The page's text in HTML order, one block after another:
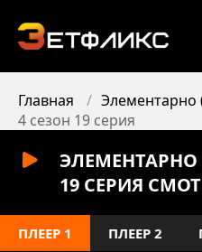
Главная
Элементарно
4 сезон 19 серия
ЭЛЕМЕНТАРНО
19 СЕРИЯ
ПЛЕЕР 1 ПЛЕЕР 2